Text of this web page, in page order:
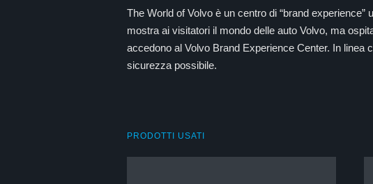
The World of Volvo è un centro di “brand
mostra ai visitatori il mondo delle auto Volvo, ma
accedono al Volvo Brand Experience Center. In linea
sicurezza possibile.
PRODOTTI USATI